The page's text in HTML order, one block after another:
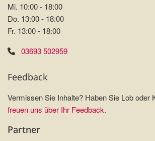
Mi. 10:00 - 18:00
Do. 13:00 - 18:00
Fr. 13:00 - 18:00
03693 502959
Feedback
Vermissen Sie Inhalte? Haben Sie Lob oder
freuen uns über Ihr Feedback.
Partner